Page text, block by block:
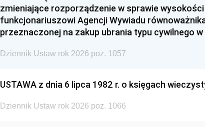
zmieniające rozporządzenie w sprawie
funkcjonariuszowi Agencji Wywiadu
przeznaczonej na zakup ubrania typu cywilnego
Dziennik Ustaw rok 2026 poz. 1057
USTAWA z dnia 6 lipca 1982 r. o księgach
Dziennik Ustaw rok 2026 poz. 1066